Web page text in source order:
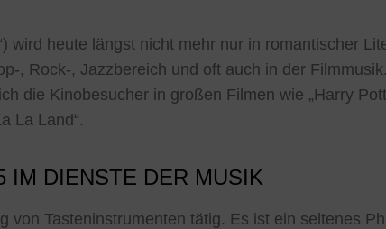
wird heute längst nicht mehr nur in romantischer
, Rock-, Jazzbereich und oft auch in der
die Kinobesucher in großen Filmen wie „Harry
La Land“.
IM DIENSTE DER MUSIK
von Tasteninstrumenten tätig. Es ist ein seltenes